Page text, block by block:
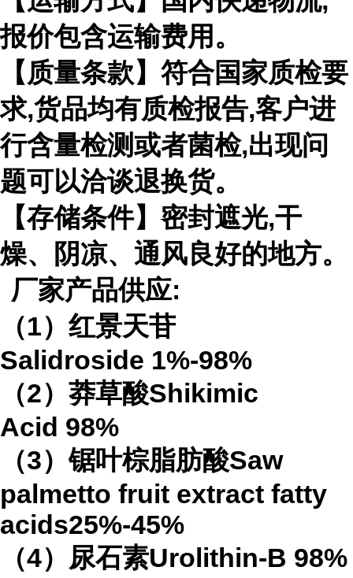
报价包含运输费用。
【质量条款】符合国家质检要
求,货品均有质检报告,客户进
行含量检测或者菌检,出现问
题可以洽谈退换货。
【存储条件】密封遮光,干
燥、阴凉、通风良好的地方。
厂家产品供应:
（1）红景天苷
Salidroside 1%-98%
（2）莽草酸Shikimic
Acid 98%
（3）锯叶棕脂肪酸Saw
palmetto fruit extract fatty
acids25%-45%
（4） 尿石素Urolithin-B 98%